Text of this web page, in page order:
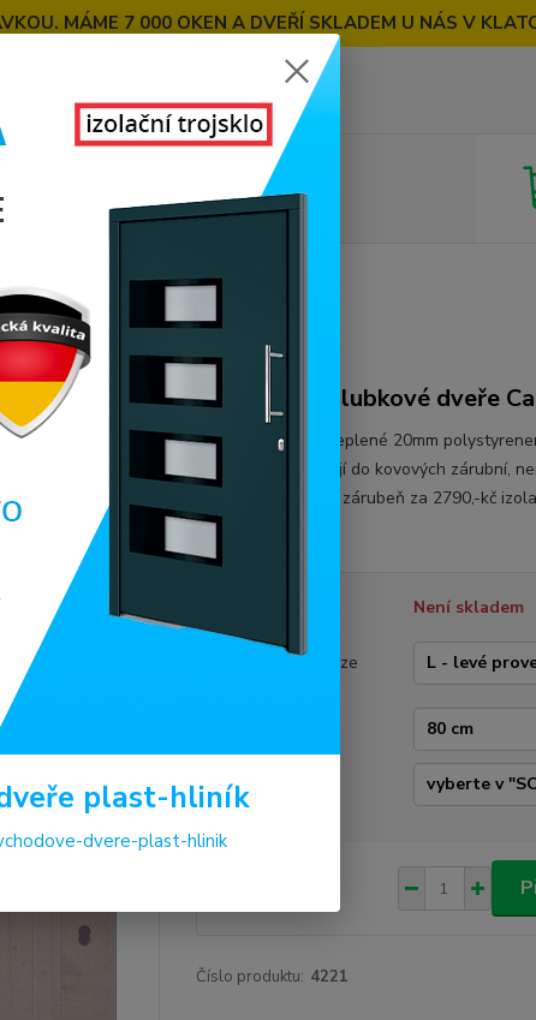
MÁME 7 000 OKEN A DVEŘÍ SKLADEM U NÁS V
dveře Carine
dveře Carine
zateplené palubkové dveře
vyrobeno v ČR zateplené 20mm
nahoře i dole pasují do kovových zárubní,
dokoupit dřevěnou zárubeň za 2790,-kč
popis
Není skladem
Provedení dveří
(obrázek je pouze
Klika / kování
Číslo produktu: 4221
plast-hliník
dvere-plast-hlinik